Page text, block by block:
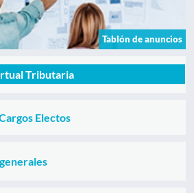
Tablón de anuncios
Tributaria
Electos